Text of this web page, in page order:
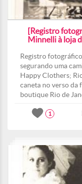
[Registro
Minnelli à loja
Registro
segurando uma
Happy Clothers;
caneta no verso da
boutique Rio de
1